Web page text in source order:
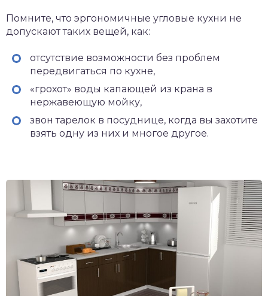
Помните, что эргономичные угловые кухни не
допускают таких вещей, как:
отсутствие возможности без проблем
передвигаться по кухне,
«грохот» воды капающей из крана в
нержавеющую мойку,
звон тарелок в посуднице, когда вы захотите
взять одну из них и многое другое.